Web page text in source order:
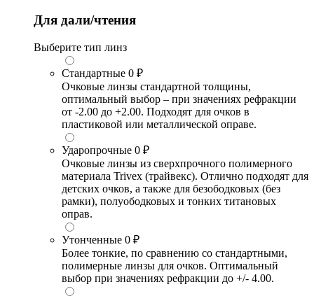
Для дали/чтения
Выберите тип линз
Стандартные 0 ₽
Очковые линзы стандартной толщины,
оптимальный выбор – при значениях рефракции
от -2.00 до +2.00. Подходят для очков в
пластиковой или металлической оправе.
Ударопрочные 0 ₽
Очковые линзы из сверхпрочного полимерного
материала Trivex (трайвекс). Отлично подходят для
детских очков, а также для безободковых (без
рамки), полуободковых и тонких титановых
оправ.
Утонченные 0 ₽
Более тонкие, по сравнению со стандартными,
полимерные линзы для очков. Оптимальный
выбор при значениях рефракции до +/- 4.00.